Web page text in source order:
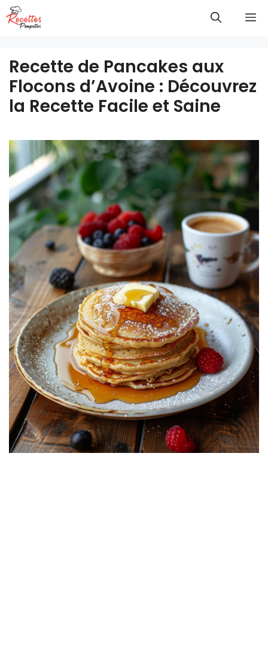
Aller
au
Recette de Pancakes aux
Flocons d’Avoine : Découvrez
la Recette Facile et Saine